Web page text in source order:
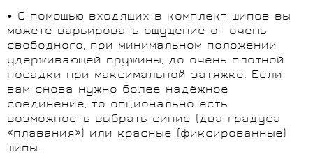
• С помощью входящих в комплект шипов вы
можете варьировать ощущение от очень
свободного, при минимальном положении
удерживающей пружины, до очень плотной
посадки при максимальной затяжке. Если
вам снова нужно более надёжное
соединение, то опционально есть
возможность выбрать синие (два градуса
«плавания») или красные (фиксированные)
шипы.